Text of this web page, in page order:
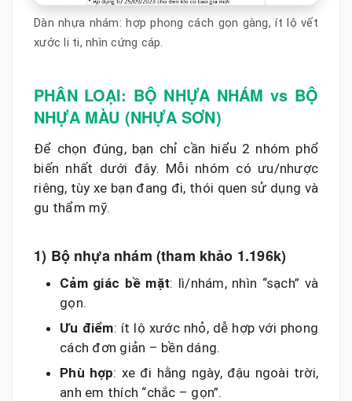
Dàn nhựa nhám: hợp phong cách gọn gàng, ít lộ vết
xước li ti, nhìn cứng cáp.
PHÂN LOẠI: BỘ NHỰA NHÁM vs BỘ
NHỰA MÀU (NHỰA SƠN)
Để chọn đúng, bạn chỉ cần hiểu 2 nhóm phổ
biến nhất dưới đây. Mỗi nhóm có ưu/nhược
riêng, tùy xe bạn đang đi, thói quen sử dụng và
gu thẩm mỹ.
1) Bộ nhựa nhám (tham khảo 1.196k)
Cảm giác bề mặt: lì/nhám, nhìn “sạch” và
gọn.
Ưu điểm: ít lộ xước nhỏ, dễ hợp với phong
cách đơn giản – bền dáng.
Phù hợp: xe đi hằng ngày, đậu ngoài trời,
anh em thích “chắc – gọn”.